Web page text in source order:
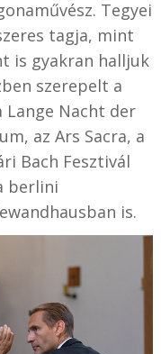
Tegyei
tagja, mint
is gyakran halljuk
szerepelt a
Lange Nacht der
az Ars Sacra, a
Bach Fesztivál
berlini
is.